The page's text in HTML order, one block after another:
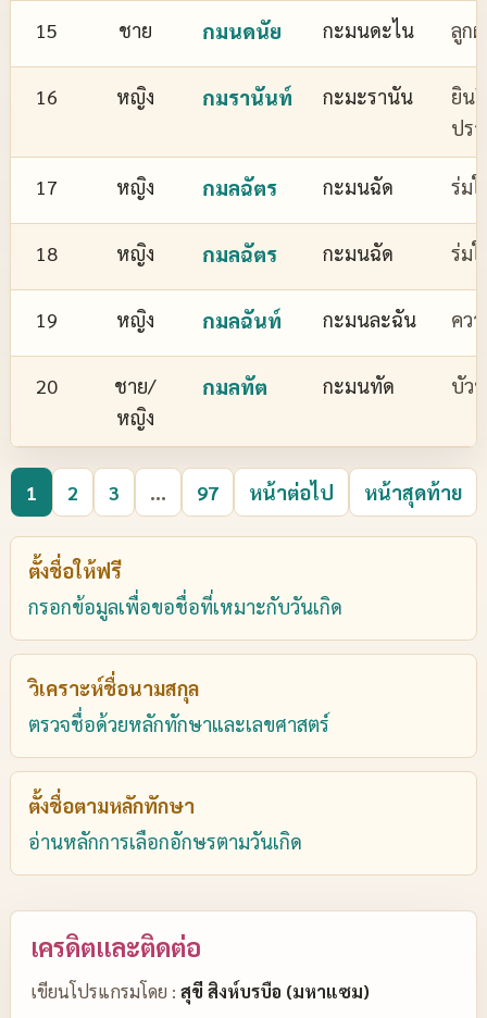
15 ชาย กมนดนัย กะมนดะไน ลูก
16 หญิง กมรานันท์ กะมะรานัน
ยิน
ปร
17 หญิง กมลฉัตร กะมนฉัด ร่มใ
18 หญิง กมลฉัตร กะมนฉัด ร่มใ
19 หญิง กมลฉันท์ กะมนละฉัน คว
20
ชาย/
หญิง
กมลทัต กะมนทัด บัว
1 2 3 ... 97 หน้าต่อไป หน้าสุดท้าย
ตั้งชื่อให้ฟรี
กรอกข้อมูลเพื่อขอชื่อที่เหมาะกับวันเกิด
วิเคราะห์ชื่อนามสกุล
ตรวจชื่อด้วยหลักทักษาและเลขศาสตร์
ตั้งชื่อตามหลักทักษา
อ่านหลักการเลือกอักษรตามวันเกิด
เครดิตและติดต่อ
เขียนโปรแกรมโดย : สุขี สิงห์บรบือ (มหาแซม)